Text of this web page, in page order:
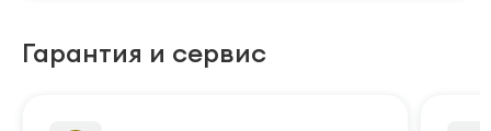
Гарантия и сервис